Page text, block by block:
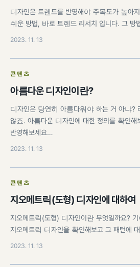
디자인은 트렌드를 반영해야 주목도가 높아
쉬운 방법, 바로 트렌드 리서치 입니다. 그 방
2023. 11. 13
콘텐츠
아름다운 디자인이란?
디자인은 당연히 아름다워야 하는 거 아냐?
않죠. 아름다운 디자인에 대한 정의를 확인해
반영해보세요…
2023. 11. 13
콘텐츠
지오메트릭(도형) 디자인에 대하여
지오메트릭(도형) 디자인이란 무엇일까요? 기
지오메트릭 디자인을 확인해보고 그 패턴에
2023. 11. 13